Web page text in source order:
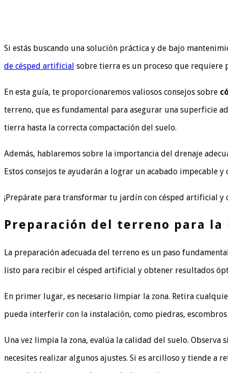
Si estás buscando una solución práctica y de bajo
de césped artificial sobre tierra es un proceso que requiere
En esta guía, te proporcionaremos valiosos consejos sobre
terreno, que es fundamental para asegurar una superficie
tierra hasta la correcta compactación del suelo.
Además, hablaremos sobre la importancia del drenaje
Estos consejos te ayudarán a lograr un acabado
¡Prepárate para transformar tu jardín con césped artificial
Preparación del terreno para
La preparación adecuada del terreno es un paso
listo para recibir el césped artificial y obtener resultados
En primer lugar, es necesario limpiar la zona. Retira
pueda interferir con la instalación, como piedras, escombros
Una vez limpia la zona, evalúa la calidad del suelo. Observa
necesites realizar algunos ajustes. Si es arcilloso y tiende a